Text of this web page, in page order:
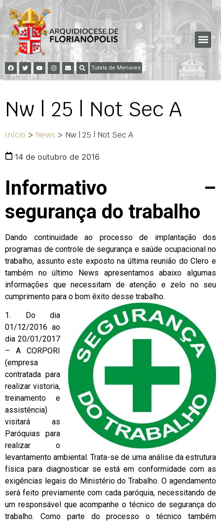
Tutela de Menores
Nw | 25 | Not Sec A
Início > News > Nw | 25 | Not Sec A
14 de outubro de 2016
Informativo –
segurança do trabalho
Dando continuidade ao processo de implantação dos
programas de controle de segurança e saúde ocupacional no
trabalho, assunto este exposto na última reunião do Clero e
também no último News apresentamos abaixo algumas
informações que necessitam de atenção e zelo no seu
cumprimento para o bom êxito desse trabalho.
1. Do dia
01/12/2016 ao
dia 20/01/2017
– A CORPORI
(empresa
contratada para
realizar vistoria,
treinamento e
assistência)
visitará as
Paróquias para
realizar o
levantamento ambiental. Trata-se de uma análise da estrutura
física para diagnosticar se está em conformidade com as
exigências legais do Ministério do Trabalho. O agendamento
será feito previamente com cada paróquia, necessitando de
um responsável que acompanhe o técnico de segurança do
trabalho. Como parte do processo o técnico também